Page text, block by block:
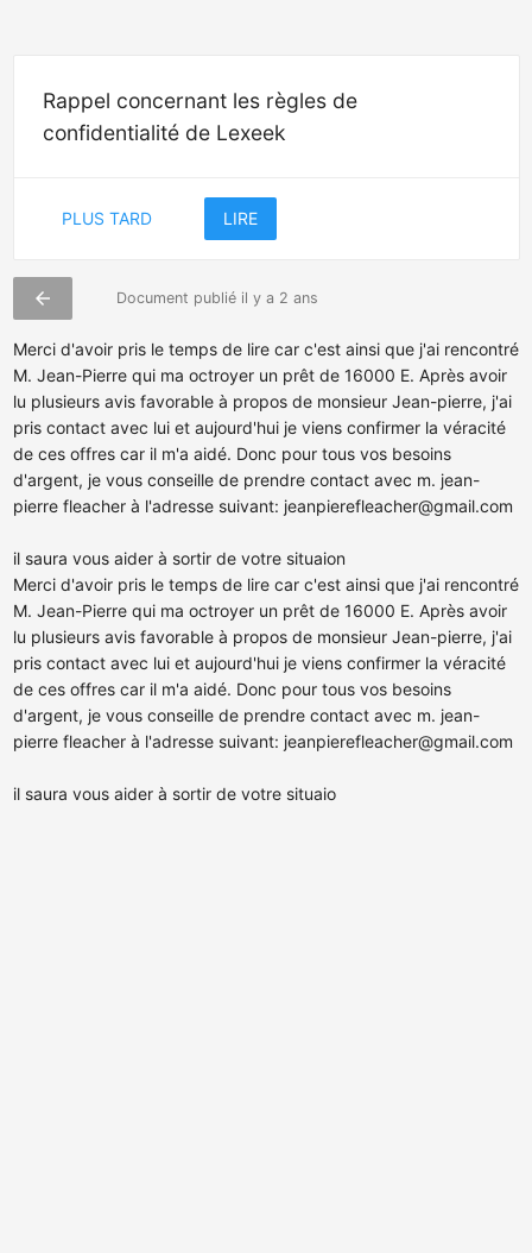
Rappel concernant les règles de
confidentialité de Lexeek
PLUS TARD LIRE
arrow_back Document publié il y a 2 ans
Merci d'avoir pris le temps de lire car c'est ainsi que j'ai rencontré
M. Jean-Pierre qui ma octroyer un prêt de 16000 E. Après avoir
lu plusieurs avis favorable à propos de monsieur Jean-pierre, j'ai
pris contact avec lui et aujourd'hui je viens confirmer la véracité
de ces offres car il m'a aidé. Donc pour tous vos besoins
d'argent, je vous conseille de prendre contact avec m. jean-
pierre fleacher à l'adresse suivant: jeanpierefleacher@gmail.com
il saura vous aider à sortir de votre situaion
Merci d'avoir pris le temps de lire car c'est ainsi que j'ai rencontré
M. Jean-Pierre qui ma octroyer un prêt de 16000 E. Après avoir
lu plusieurs avis favorable à propos de monsieur Jean-pierre, j'ai
pris contact avec lui et aujourd'hui je viens confirmer la véracité
de ces offres car il m'a aidé. Donc pour tous vos besoins
d'argent, je vous conseille de prendre contact avec m. jean-
pierre fleacher à l'adresse suivant: jeanpierefleacher@gmail.com
il saura vous aider à sortir de votre situaio